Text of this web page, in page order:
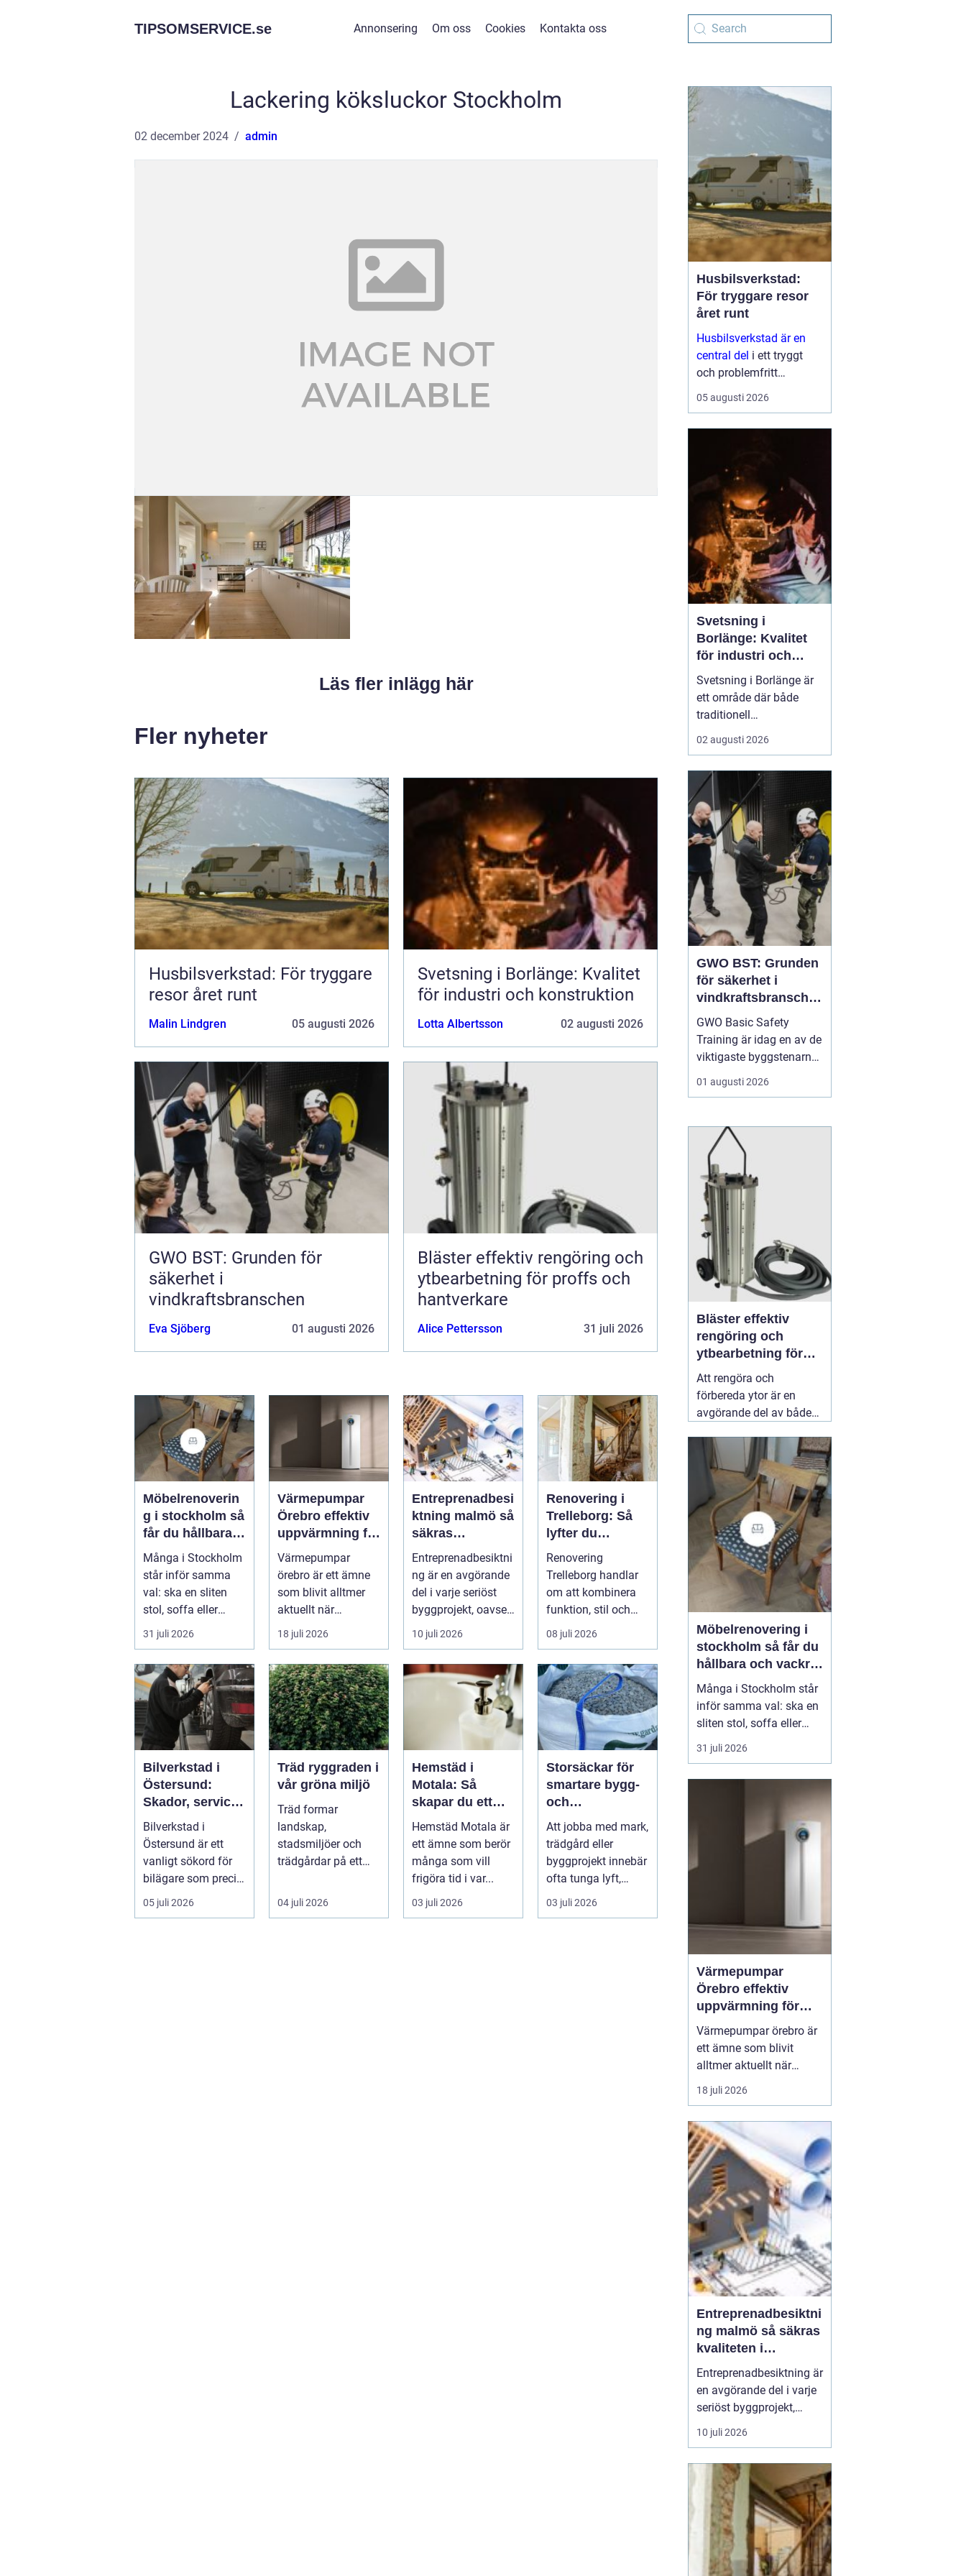
TIPSOMSERVICE.se Annonsering Om oss Cookies Kontakta oss
Lackering köksluckor Stockholm
02 december 2024 admin
Läs fler inlägg här
Fler nyheter
Husbilsverkstad: För tryggare
resor året runt
Malin Lindgren 05 augusti 2026
Svetsning i Borlänge: Kvalitet
för industri och konstruktion
Lotta Albertsson 02 augusti 2026
GWO BST: Grunden för
säkerhet i
vindkraftsbranschen
Eva Sjöberg 01 augusti 2026
Bläster effektiv rengöring och
ytbearbetning för proffs och
hantverkare
Alice Pettersson 31 juli 2026
Möbelrenoverin
g i stockholm så
får du hållbara
och vackra
möbler
Många i Stockholm
står inför samma
val: ska en sliten
stol, soffa eller
fåtölj slängas,
säljas billi...
31 juli 2026
Värmepumpar
Örebro effektiv
uppvärmning för
hus och
fastigheter
Värmepumpar
örebro är ett ämne
som blivit alltmer
aktuellt när
energipriser stiger
och fler vill sän...
18 juli 2026
Entreprenadbesi
ktning malmö så
säkras
kvaliteten i
byggprojekt
Entreprenadbesiktni
ng är en avgörande
del i varje seriöst
byggprojekt, oavsett
om det handlar om
en ...
10 juli 2026
Renovering i
Trelleborg: Så
lyfter du
hemmet på ett
smart sätt
Renovering
Trelleborg handlar
om att kombinera
funktion, stil och
långsiktig ekonomi i
samma p...
08 juli 2026
Bilverkstad i
Östersund:
Skador, service
och smarta val
för din bil
Bilverkstad i
Östersund är ett
vanligt sökord för
bilägare som precis
f&ari...
05 juli 2026
Träd ryggraden i
vår gröna miljö
Träd formar
landskap,
stadsmiljöer och
trädgårdar på ett
växter klarar. De ger
sku...
04 juli 2026
Hemstäd i
Motala: Så
skapar du ett
rent hem utan
stress
Hemstäd Motala är
ett ämne som berör
många som vill
frigöra tid i var...
03 juli 2026
Storsäckar för
smartare bygg-
och
trädgårdsprojekt
Att jobba med mark,
trädgård eller
byggprojekt innebär
ofta tunga lyft,
mycket logis...
03 juli 2026
Husbilsverkstad:
För tryggare resor
året runt
Husbilsverkstad är en
central del i ett tryggt
och problemfritt
husbilsliv. När en husbil
används som både
05 augusti 2026
Svetsning i
Borlänge: Kvalitet
för industri och
konstruktion
Svetsning i Borlänge är
ett område där både
traditionell
verkstadsindustri och
moderna
möts. I takt med att
kraven på hållbara
lösningar och hög
produktionssäkerhet ö...
02 augusti 2026
GWO BST: Grunden
för säkerhet i
vindkraftsbransche
n
GWO Basic Safety
Training är idag en av de
viktigaste byggstenarna
för alla som vill arbeta
professionellt inom
skapar en gemensam
säkerhetsnivå i en
bransch där jobbet ofta
sker långt frå...
01 augusti 2026
Bläster effektiv
rengöring och
ytbearbetning för
proffs och
hantverkare
Att rengöra och
förbereda ytor är en
avgörande del av både
renovering. Färg, rost,
smuts och gamla
beläggningar gör att
material åldras snabbare
och försämrar
slutresultatet vid
målning eller annan
behandling. Här31 juli
Möbelrenovering i
stockholm så får du
hållbara och vackra
möbler
Många i Stockholm står
inför samma val: ska en
sliten stol, soffa eller
fåtölj slängas, säljas
billigt eller renoveras?
möbelrenovering istället
för nyköp. Resultatet blir
ofta både mer personligt,
31 juli 2026
Värmepumpar
Örebro effektiv
uppvärmning för
hus och fastigheter
Värmepumpar örebro är
ett ämne som blivit
alltmer aktuellt när
energipriser stiger och
fler vill sänka sina
samtidigt som
klimatpåverkan minskar.
Många villaägare och
fastighetsägare i
regionen tittar på hur de
kan byta från direktver...
18 juli 2026
Entreprenadbesiktni
ng malmö så säkras
kvaliteten i
byggprojekt
Entreprenadbesiktning är
en avgörande del i varje
seriöst byggprojekt,
oavsett om det handlar
om en mindre
större
bostadsrättsförening
som byggs om. Syftet är
att få en oberoende och
professionell granskning
av entreprenaden ...
10 juli 2026